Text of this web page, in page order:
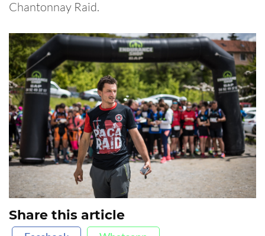
Chantonnay Raid.
Share this article